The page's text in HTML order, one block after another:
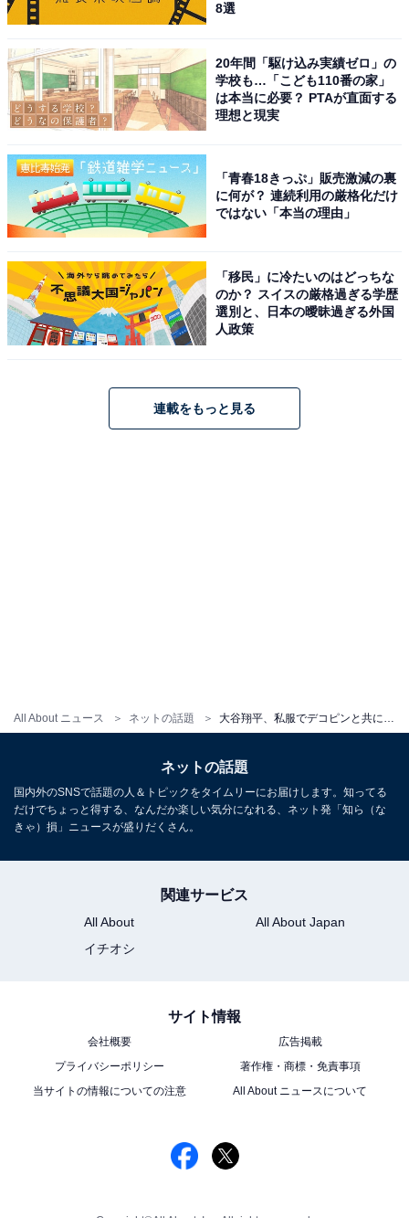
All About ニュース ネットの話題
8選
20年間「駆け込み実績ゼロ」の
学校も…「こども110番の家」
は本当に必要？ PTAが直面する
理想と現実
「青春18きっぷ」販売激減の裏
に何が？ 連続利用の厳格化だけ
ではない「本当の理由」
「移民」に冷たいのはどっちな
のか？ スイスの厳格過ぎる学歴
選別と、日本の曖昧過ぎる外国
人政策
連載をもっと見る
ネットの話題
国内外のSNSで話題の人＆トピックをタイムリーにお届けします。知ってる
だけでちょっと得する、なんだか楽しい気分になれる、ネット発「知ら（な
きゃ）損」ニュースが盛りだくさん。
関連サービス
All About
All About Japan
イチオシ
サイト情報
会社概要
広告掲載
プライバシーポリシー
著作権・商標・免責事項
当サイトの情報についての注意
All About ニュースについて